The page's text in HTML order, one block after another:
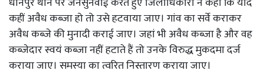
कहीं अवैध कब्जा हो तो उसे हटवाया जाए। गांव का सर्वे कराकर
अवैध कब्जे की मुनादी कराई जाए। जहां भी अवैध कब्जा है और वह
कब्जेदार स्वयं कब्जा नहीं हटाते हैं तो उनके विरुद्ध मुकदमा दर्ज
कराया जाए। समस्या का त्वरित निस्तारण कराया जाए।